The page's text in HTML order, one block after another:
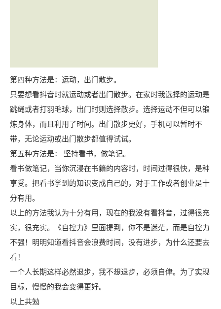
第四种方法是：运动，出门散步。
只要想看抖音时就运动或者出门散步。在家时我选择的运动是
跳绳或者打羽毛球，出门时则选择散步。选择运动不但可以锻
炼身体，而且利用了时间。出门散步更好，手机可以暂时不
带，无论运动或出门散步都值得试试。
第五种方法是： 坚持看书，做笔记。
看书做笔记，当你沉浸在书籍的内容时，时间过得很快，是种
享受。把看书学到的知识变成自己的，对于工作或者创业是十
分有用。
以上的方法我认为十分有用，现在的我没有看抖音，过得很充
实，很充实。《自控力》里面提到，你不是迷茫，而是自控力
不强！明明知道看抖音会浪费时间，没有进步，为什么还要去
看！
一个人长期这样必然退步，我不想退步，必须自侓。为了实现
目标，慢慢的我会变得更好。
以上共勉